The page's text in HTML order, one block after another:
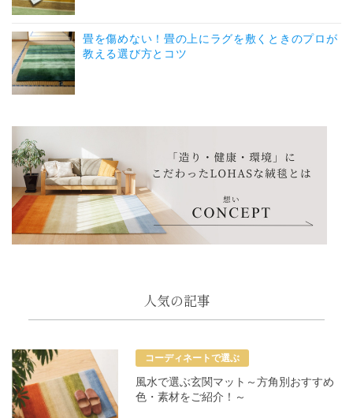
畳を傷めない！畳の上にラグを敷くときのプロが
教える選び方とコツ
人気の記事
コーディネートで選ぶ
風水で選ぶ玄関マット～方角別おすすめ
色・素材をご紹介！～